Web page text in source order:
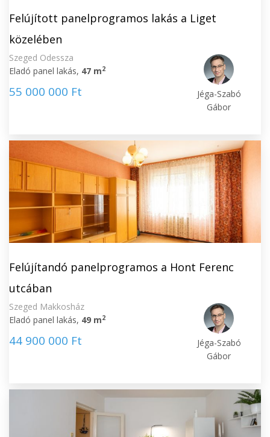
Felújított panelprogramos lakás a Liget
közelében
Szeged Odessza
Eladó panel lakás, 47 m2
55 000 000 Ft
Jéga-Szabó
Gábor
Felújítandó panelprogramos a Hont Ferenc
utcában
Szeged Makkosház
Eladó panel lakás, 49 m2
44 900 000 Ft
Jéga-Szabó
Gábor